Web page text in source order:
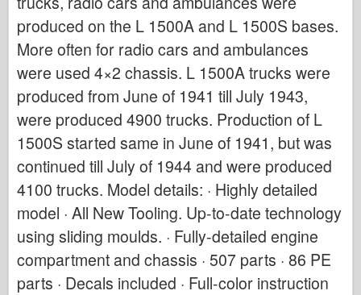
Трістар
Трубач
Звезда
Альбоми-фотографії
Прогулянка навколо
Книги
Dvd
Контакт
журнал ле
Набори
produced on the L 1500A and L 1500S bases.
More often for radio cars and ambulances
were used 4×2 chassis. L 1500A trucks were
produced from June of 1941 till July 1943,
were produced 4900 trucks. Production of L
1500S started same in June of 1941, but was
continued till July of 1944 and were produced
4100 trucks. Model details: · Highly detailed
model · All New Tooling. Up-to-date technology
using sliding moulds. · Fully-detailed engine
compartment and chassis · 507 parts · 86 PE
parts · Decals included · Full-color instruction